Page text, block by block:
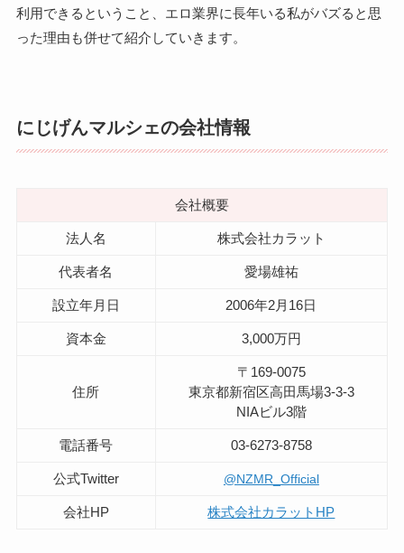
利用できるということ、エロ業界に長年いる私がバズると思
った理由も併せて紹介していきます。
にじげんマルシェの会社情報
会社概要
法人名 株式会社カラット
代表者名 愛場雄祐
設立年月日 2006年2月16日
資本金 3,000万円
住所
〒169-0075
東京都新宿区高田馬場3-3-3
NIAビル3階
電話番号 03-6273-8758
公式Twitter @NZMR_Official
会社HP 株式会社カラットHP